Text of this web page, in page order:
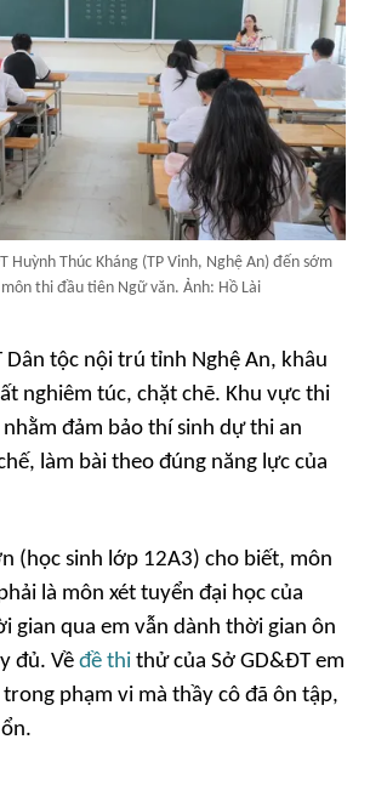
Huỳnh Thúc Kháng (TP Vinh, Nghệ An) đến sớm
thi đầu tiên Ngữ văn. Ảnh: Hồ Lài
Dân tộc nội trú tỉnh Nghệ An, khâu
nghiêm túc, chặt chẽ. Khu vực thi
đảm bảo thí sinh dự thi an
làm bài theo đúng năng lực của
(học sinh lớp 12A3) cho biết, môn
là môn xét tuyển đại học của
gian qua em vẫn dành thời gian ôn
đủ. Về đề thi thử của Sở GD&ĐT em
phạm vi mà thầy cô đã ôn tập,